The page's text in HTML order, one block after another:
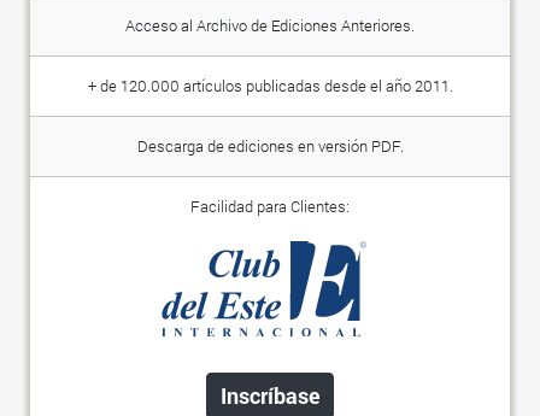
Acceso al Archivo de Ediciones Anteriores.
+ de 120.000 artículos publicadas desde el año 2011.
Descarga de ediciones en versión PDF.
Facilidad para Clientes:
Inscríbase